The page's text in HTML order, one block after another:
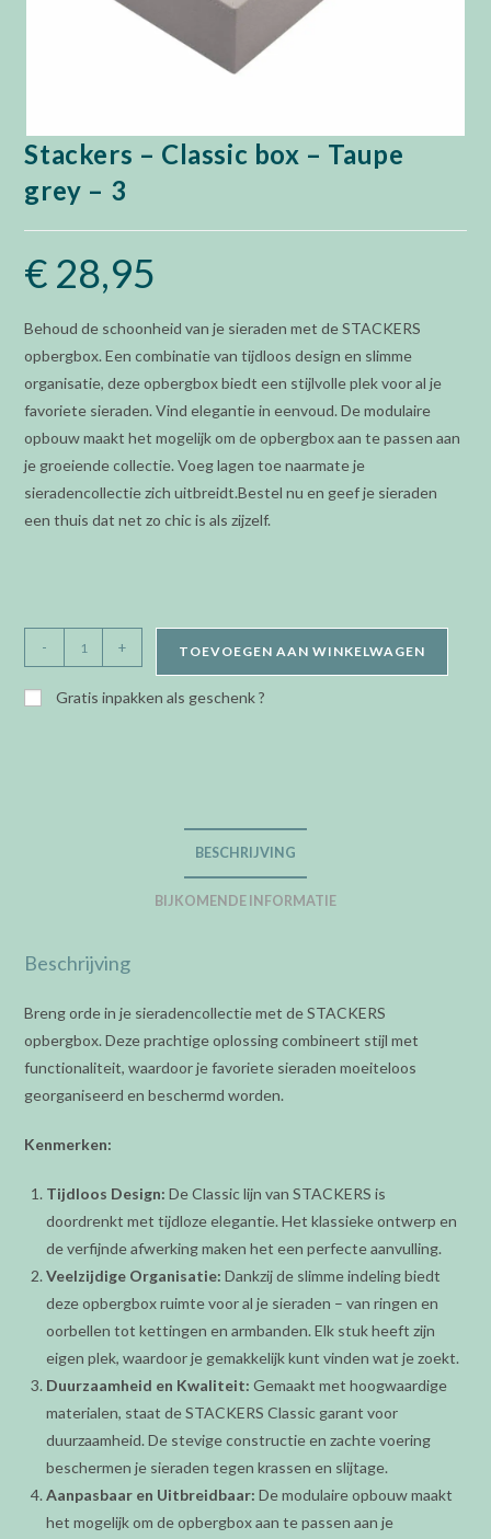
Stackers – Classic box – Taupe
grey – 3
€ 28,95
Behoud de schoonheid van je sieraden met de STACKERS
opbergbox. Een combinatie van tijdloos design en slimme
organisatie, deze opbergbox biedt een stijlvolle plek voor al je
favoriete sieraden. Vind elegantie in eenvoud. De modulaire
opbouw maakt het mogelijk om de opbergbox aan te passen aan
je groeiende collectie. Voeg lagen toe naarmate je
sieradencollectie zich uitbreidt.Bestel nu en geef je sieraden
een thuis dat net zo chic is als zijzelf.
Stackers
-
Classic
- + TOEVOEGEN AAN WINKELWAGEN
Gratis inpakken als geschenk ?
BESCHRIJVING
BIJKOMENDE INFORMATIE
Beschrijving
Breng orde in je sieradencollectie met de STACKERS
opbergbox. Deze prachtige oplossing combineert stijl met
functionaliteit, waardoor je favoriete sieraden moeiteloos
georganiseerd en beschermd worden.
Kenmerken:
Tijdloos Design: De Classic lijn van STACKERS is
doordrenkt met tijdloze elegantie. Het klassieke ontwerp en
de verfijnde afwerking maken het een perfecte aanvulling.
Veelzijdige Organisatie: Dankzij de slimme indeling biedt
deze opbergbox ruimte voor al je sieraden – van ringen en
oorbellen tot kettingen en armbanden. Elk stuk heeft zijn
eigen plek, waardoor je gemakkelijk kunt vinden wat je zoekt.
Duurzaamheid en Kwaliteit: Gemaakt met hoogwaardige
materialen, staat de STACKERS Classic garant voor
duurzaamheid. De stevige constructie en zachte voering
beschermen je sieraden tegen krassen en slijtage.
Aanpasbaar en Uitbreidbaar: De modulaire opbouw maakt
het mogelijk om de opbergbox aan te passen aan je